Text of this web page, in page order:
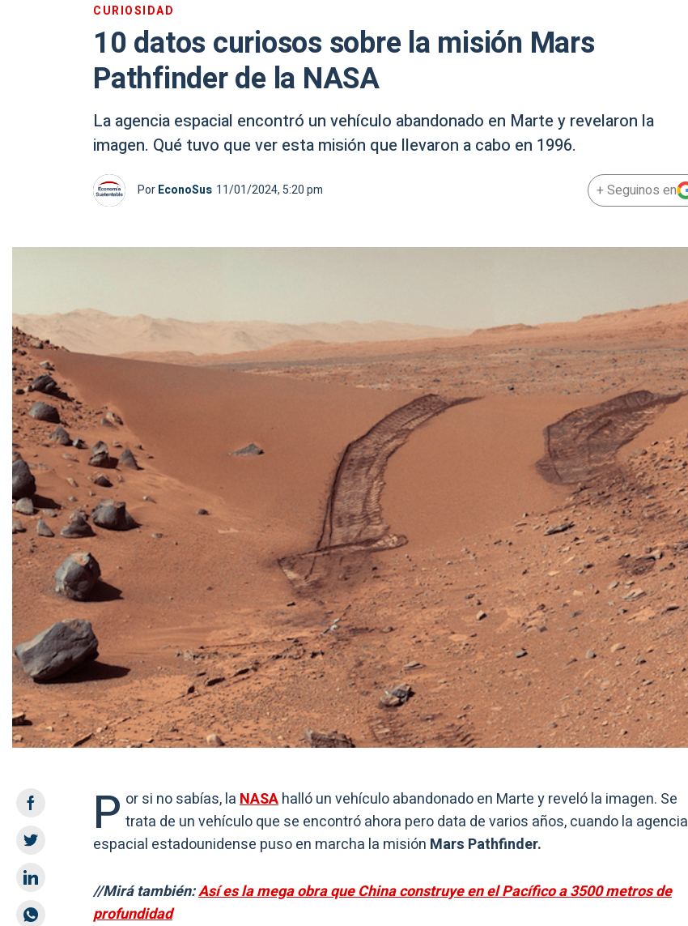
CURIOSIDAD
10 datos curiosos sobre la misión Mars
Pathfinder de la NASA
La agencia espacial encontró un vehículo abandonado en Marte y revelaron la
imagen. Qué tuvo que ver esta misión que llevaron a cabo en 1996.
PorEconoSus 11/01/2024, 5:20 pm + Seguinos en
P or si no sabías, laNASAhalló un vehículo abandonado en Marte y reveló la imagen. Se
trata de un vehículo que se encontró ahora pero data de varios años, cuando la agencia
espacial estadounidense puso en marcha la misión Mars Pathfinder.
//Mirá también:Así es la mega obra que China construye en el Pacífico a 3500 metros de
profundidad